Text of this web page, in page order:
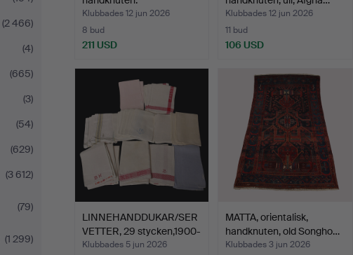
(2 466)
(4)
(665)
(3)
(54)
(629)
(3 612)
(79)
(1 299)
Klubbades 12 jun 2026
8 bud
211 USD
Klubbades 12 jun 2026
11 bud
106 USD
LINNEHANDDUKAR/SER
VETTER, 29 stycken,1900-
…
Klubbades 5 jun 2026
MATTA, orientalisk,
handknuten, old Songho…
Klubbades 3 jun 2026